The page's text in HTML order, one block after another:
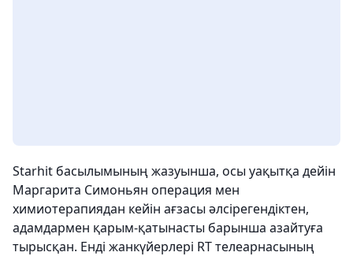
Starhit басылымының жазуынша, осы уақытқа дейін
Маргарита Симоньян операция мен
химиотерапиядан кейін ағзасы әлсірегендіктен,
адамдармен қарым-қатынасты барынша азайтуға
тырысқан. Енді жанкүйерлері RT телеарнасының